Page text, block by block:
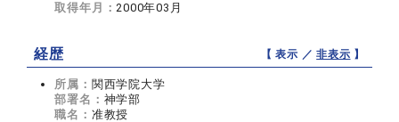
取得年月：2000年03月
経歴 【 表示 ／非表示 】
所属： 関西学院大学
部署名： 神学部
職名： 准教授